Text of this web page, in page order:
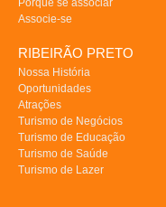
Porque se associar
Associe-se
RIBEIRÃO PRETO
Nossa História
Oportunidades
Atrações
Turismo de Negócios
Turismo de Educação
Turismo de Saúde
Turismo de Lazer